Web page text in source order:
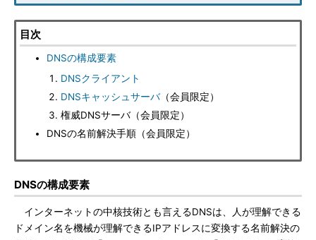
目次
DNSの構成要素
DNSクライアント
DNSキャッシュサーバ（会員限定）
権威DNSサーバ（会員限定）
DNSの名前解決手順（会員限定）
DNSの構成要素
インターネットの中核技術とも言えるDNSは、人が理解できる
ドメイン名を機械が理解できるIPアドレスに変換する名前解決の